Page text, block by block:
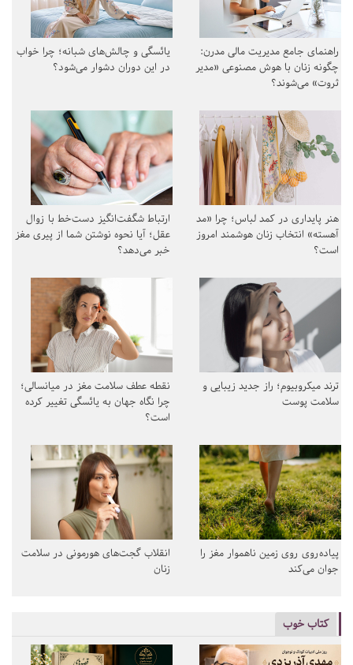
راهنمای جامع مدیریت مالی مدرن:
چگونه زنان با هوش مصنوعی «مدیر
ثروت» می‌شوند؟
یائسگی و چالش‌های شبانه؛ چرا خواب
در این دوران دشوار می‌شود؟
هنر پایداری در کمد لباس؛ چرا «مد
آهسته» انتخاب زنان هوشمند امروز
است؟
ارتباط شگفت‌انگیز دست‌خط با زوال
عقل؛ آیا نحوه نوشتن شما از پیری مغز
خبر می‌دهد؟
ترند میکروبیوم؛ راز جدید زیبایی و
سلامت پوست
نقطه عطف سلامت مغز در میانسالی؛
چرا نگاه جهان به یائسگی تغییر کرده
است؟
پیاده‌روی روی زمین ناهموار مغز را
جوان می‌کند
انقلاب گجت‌های هورمونی در سلامت
زنان
کتاب خوب